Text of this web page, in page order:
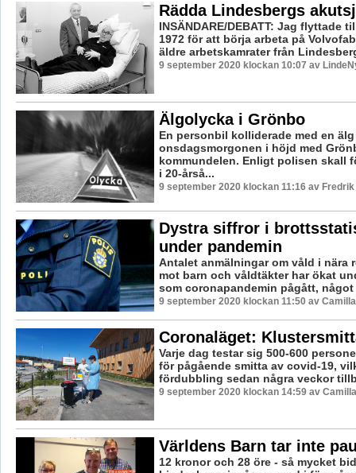
Rädda Lindesbergs
INSÄNDARE/DEBATT: Jag flyttade
1972 för att börja arbeta på
äldre arbetskamrater från
9 september 2020 klockan 10:07 av
Älgolycka i Grönbo
En personbil kolliderade med en
onsdagsmorgonen i höjd med
kommundelen. Enligt polisen skall
i 20-årså...
9 september 2020 klockan 11:16 av
Dystra siffror i
under pandemin
Antalet anmälningar om våld i nära
mot barn och våldtäkter har ökat
som coronapandemin pågått, något
9 september 2020 klockan 11:50 av
Coronaläget:
Varje dag testar sig 500-600
för pågående smitta av covid-19,
fördubbling sedan några veckor
9 september 2020 klockan 14:59 av
Världens Barn tar inte
12 kronor och 28 öre - så mycket